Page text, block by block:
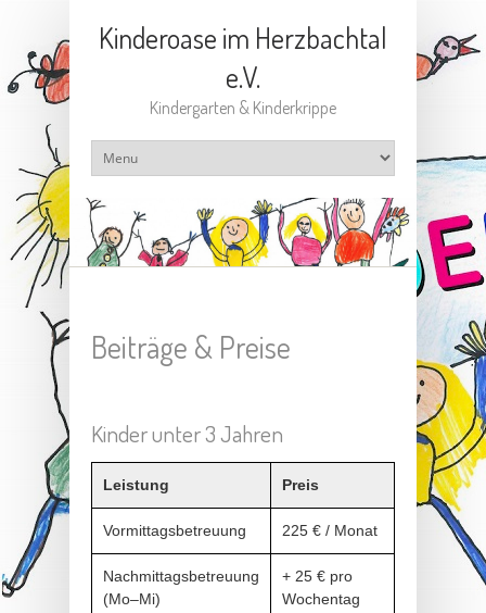
Kinderoase im Herzbachtal
e.V.
Kindergarten & Kinderkrippe
Beiträge & Preise
Kinder unter 3 Jahren
Leistung Preis
Vormittagsbetreuung 225 € / Monat
Nachmittagsbetreuung
(Mo–Mi)
+ 25 € pro
Wochentag